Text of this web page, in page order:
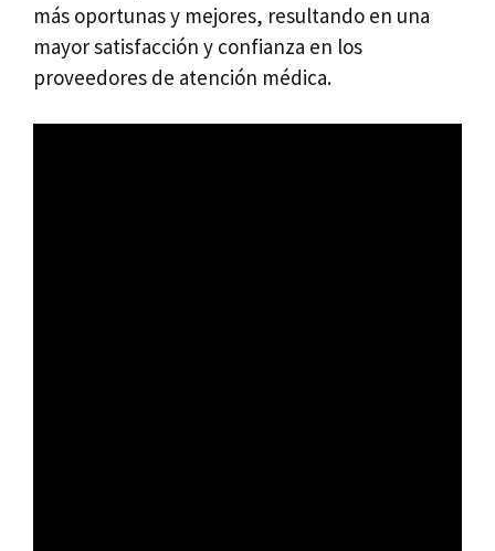
más oportunas y mejores, resultando en una
mayor satisfacción y confianza en los
proveedores de atención médica.